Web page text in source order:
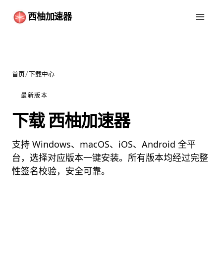
西柚加速器
首页/下载中心
最新版本
下载 西柚加速器
支持 Windows、macOS、iOS、Android 全平
台，选择对应版本一键安装。所有版本均经过完整
性签名校验，安全可靠。